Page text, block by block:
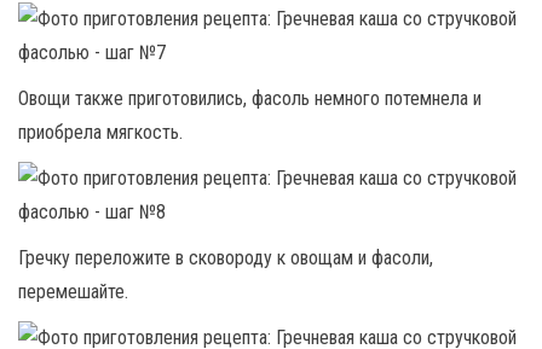
Овощи также приготовились, фасоль немного потемнела и
приобрела мягкость.
Гречку переложите в сковороду к овощам и фасоли,
перемешайте.